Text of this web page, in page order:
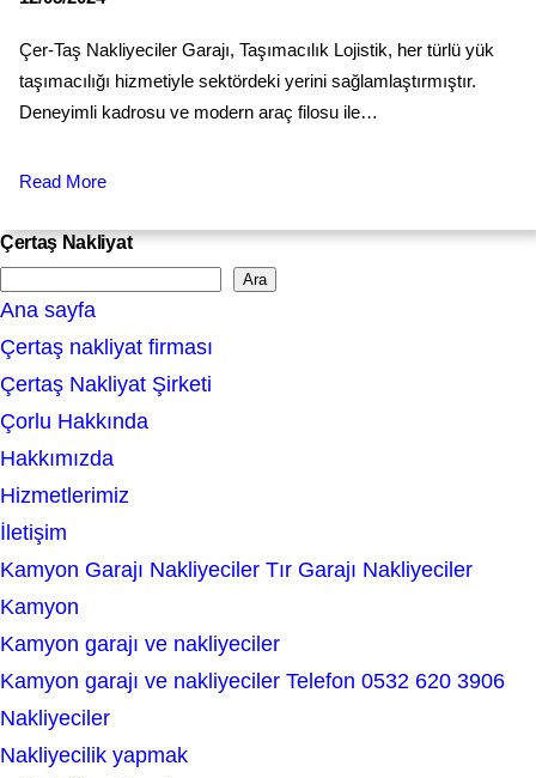
Çer-Taş Nakliyeciler Garajı, Taşımacılık Lojistik, her türlü yük
taşımacılığı hizmetiyle sektördeki yerini sağlamlaştırmıştır.
Deneyimli kadrosu ve modern araç filosu ile…
Read More
Çertaş Nakliyat
e
a
r
c
h
Ara
Ana sayfa
Çertaş nakliyat firması
Çertaş Nakliyat Şirketi
Çorlu Hakkında
Hakkımızda
Hizmetlerimiz
İletişim
Kamyon Garajı Nakliyeciler Tır Garajı Nakliyeciler
Kamyon
Kamyon garajı ve nakliyeciler
Kamyon garajı ve nakliyeciler Telefon 0532 620 3906
Nakliyeciler
Nakliyecilik yapmak